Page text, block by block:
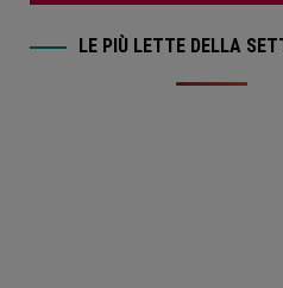
LE PIÙ LETTE DELLA